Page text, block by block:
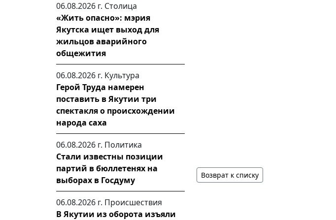
06.08.2026 г. Столица
«Жить опасно»: мэрия
Якутска ищет выход для
жильцов аварийного
общежития
06.08.2026 г. Культура
Герой Труда намерен
поставить в Якутии три
спектакля о происхождении
народа саха
06.08.2026 г. Политика
Стали известны позиции
партий в бюллетенях на
выборах в Госдуму
06.08.2026 г. Происшествия
В Якутии из оборота изъяли
Возврат к списку